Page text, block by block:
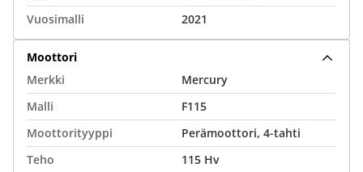
Vuosimalli
2021
Moottori
Merkki
Mercury
Malli
F115
Moottorityyppi
Perämoottori, 4-tahti
Teho
115 Hv